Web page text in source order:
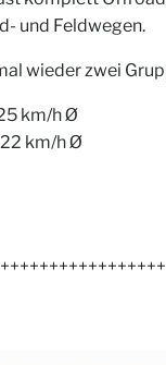
und Feldwegen.
wieder zwei
km/h Ø
km/h Ø